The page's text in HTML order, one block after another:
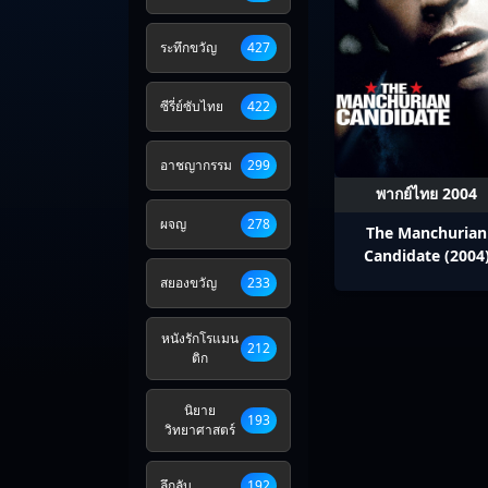
ระทึกขวัญ 427
ซีรี่ย์ซับไทย 422
อาชญากรรม 299
ผจญ 278
สยองขวัญ 233
หนังรักโรแมน
ติก
212
นิยาย
วิทยาศาสตร์
193
พากย์ไทย 2004
The Manchurian
Candidate